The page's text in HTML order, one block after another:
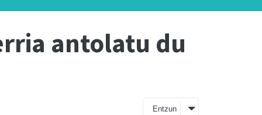
antolatu du
Entzun